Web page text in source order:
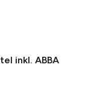
inkl. ABBA